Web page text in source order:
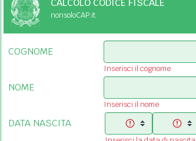
CALCOLO CODICE FISCALE
nonsoloCAP.it
COGNOME
Inserisci il cognome
NOME
Inserisci il nome
DATA NASCITA